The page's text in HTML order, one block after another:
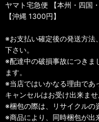
ヤマト宅急便 【本州・四国
【沖縄 1300円】
※お支払い確定後の発送方法
下さい。
※配達中の破損事故につきま
ます。
※当店ではいかなる理由であ
キャンセルはお受け出来ませ
※梱包の際は、リサイクルの
※商品により、同時梱包が出